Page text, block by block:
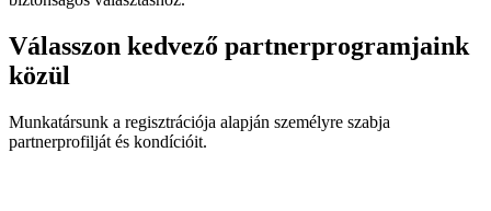
Válasszon kedvező partnerprogramjaink
közül
Munkatársunk a regisztrációja alapján személyre szabja
partnerprofilját és kondícióit.